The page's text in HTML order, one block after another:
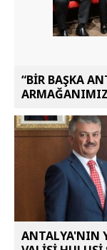
“BİR BAŞKA
ARMAĞANIMIZ
ANTALYA'NIN